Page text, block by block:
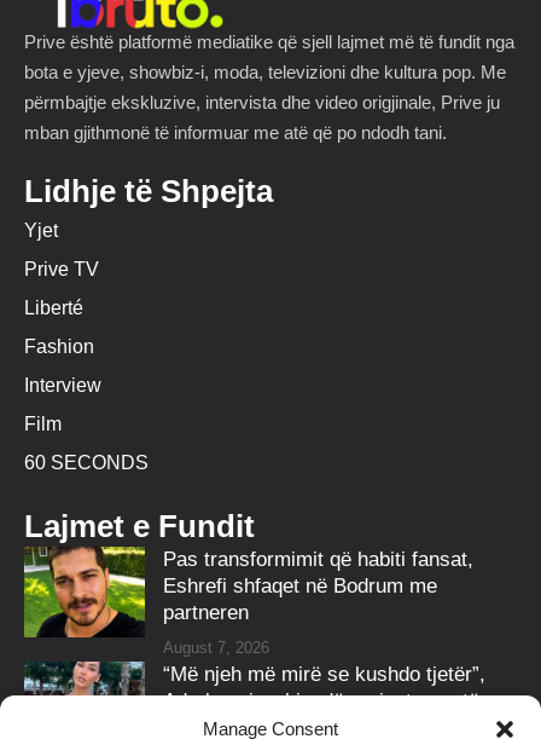
Manage Consent
Prive është platformë mediatike që sjell lajmet më të fundit nga
bota e yjeve, showbiz-i, moda, televizioni dhe kultura pop. Me
përmbajtje ekskluzive, intervista dhe video origjinale, Prive ju
mban gjithmonë të informuar me atë që po ndodh tani.
Lidhje të Shpejta
Yjet
Prive TV
Liberté
Fashion
Interview
Film
60 SECONDS
Lajmet e Fundit
Pas transformimit që habiti fansat,
Eshrefi shfaqet në Bodrum me
partneren
August 7, 2026
“Më njeh më mirë se kushdo tjetër”,
Adrola nxjerr bisedën private me të
ëmën